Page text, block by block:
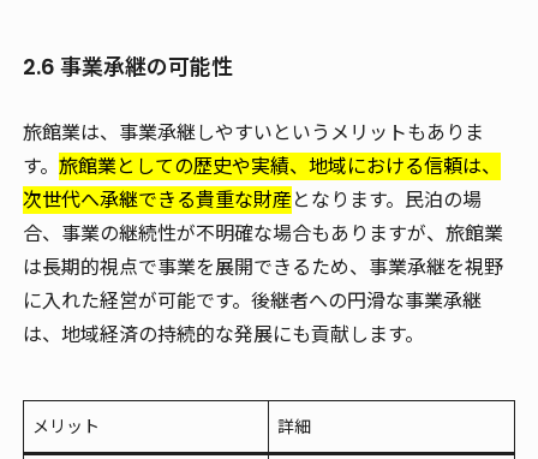
2.6 事業承継の可能性
旅館業は、事業承継しやすいというメリットもありま
す。 旅館業としての歴史や実績、地域における信頼は、
次世代へ承継できる貴重な財産となります。民泊の場
合、事業の継続性が不明確な場合もありますが、旅館業
は長期的視点で事業を展開できるため、事業承継を視野
に入れた経営が可能です。後継者への円滑な事業承継
は、地域経済の持続的な発展にも貢献します。
メリット 詳細